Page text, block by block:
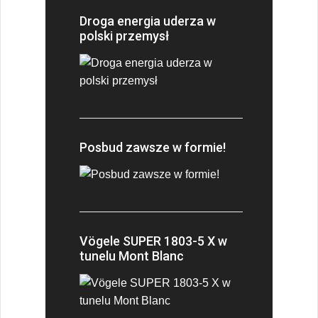
Droga energia uderza w
polski przemysł
Posbud zawsze w formie!
Vögele SUPER 1803-5 X w
tunelu Mont Blanc